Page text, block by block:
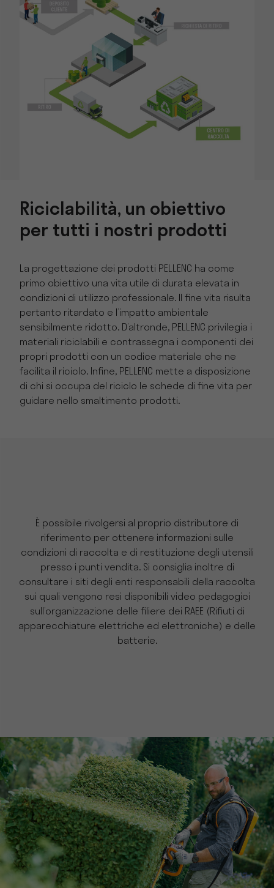
Riciclabilità, un obiettivo
per tutti i nostri prodotti
La progettazione dei prodotti PELLENC ha come
primo obiettivo una vita utile di durata elevata in
condizioni di utilizzo professionale. Il fine vita risulta
pertanto ritardato e l’impatto ambientale
sensibilmente ridotto. D’altronde, PELLENC privilegia i
materiali riciclabili e contrassegna i componenti dei
propri prodotti con un codice materiale che ne
facilita il riciclo. Infine, PELLENC mette a disposizione
di chi si occupa del riciclo le schede di fine vita per
guidare nello smaltimento prodotti.
È possibile rivolgersi al proprio distributore di
riferimento per ottenere informazioni sulle
condizioni di raccolta e di restituzione degli utensili
presso i punti vendita. Si consiglia inoltre di
consultare i siti degli enti responsabili della raccolta
sui quali vengono resi disponibili video pedagogici
sull’organizzazione delle filiere dei RAEE (Rifiuti di
apparecchiature elettriche ed elettroniche) e delle
batterie.